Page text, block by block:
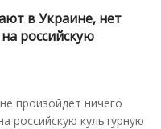
в Украине, нет
российскую
произойдет ничего
российскую культурную